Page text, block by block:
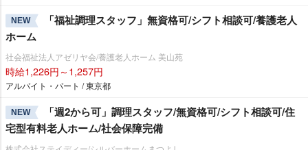
NEW
「福祉調理スタッフ」無資格可/シフト相談可/養護老人
ホーム
社会福祉法人アゼリヤ会/養護老人ホーム 美山苑
時給1,226円～1,257円
アルバイト・パート / 東京都
NEW
「週2から可」調理スタッフ/無資格可/シフト相談可/住
宅型有料老人ホーム/社会保障完備